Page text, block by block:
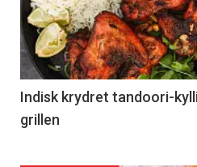
Indisk krydret tandoori-
grillen